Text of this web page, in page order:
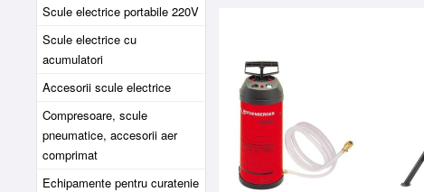
Scule electrice portabile 220V
Scule electrice cu
acumulatori
Accesorii scule electrice
Compresoare, scule
pneumatice, accesorii aer
comprimat
Echipamente pentru curatenie